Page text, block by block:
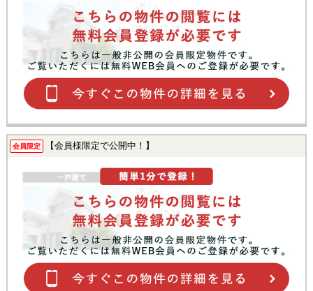
会員限定 【会員様限定で公開中！】